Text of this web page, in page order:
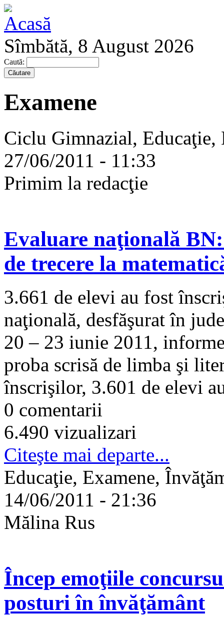
Sîmbătă, 8 August 2026
Caută:
Examene
Ciclu Gimnazial, Educaţie,
27/06/2011 - 11:33
Primim la redacţie
Evaluare naţională
de trecere la
3.661 de elevi au fost
naţională, desfăşurat în
20 – 23 iunie 2011,
proba scrisă de limba şi
înscrişilor, 3.601 de elevi
0 comentarii
6.490 vizualizari
Citeşte mai departe...
Educaţie, Examene,
14/06/2011 - 21:36
Mălina Rus
Încep emoţiile
posturi în învăţământ